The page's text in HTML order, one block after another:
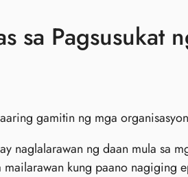
sa Pagsusukat
gamitin ng mga
naglalarawan ng daan mula sa
kung paano nagiging